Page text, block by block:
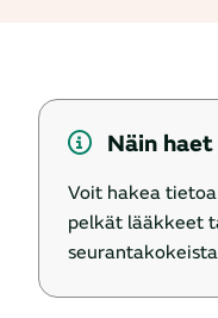
Näin
Voit hakea
pelkät lääkkeet